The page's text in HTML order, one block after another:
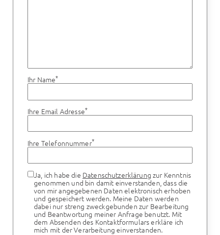
Ihr Name*
Ihre Email Adresse*
Ihre Telefonnummer*
Ja, ich habe die Datenschutzerklärung zur Kenntnis
genommen und bin damit einverstanden, dass die
von mir angegebenen Daten elektronisch erhoben
und gespeichert werden. Meine Daten werden
dabei nur streng zweckgebunden zur Bearbeitung
und Beantwortung meiner Anfrage benutzt. Mit
dem Absenden des Kontaktformulars erkläre ich
mich mit der Verarbeitung einverstanden.